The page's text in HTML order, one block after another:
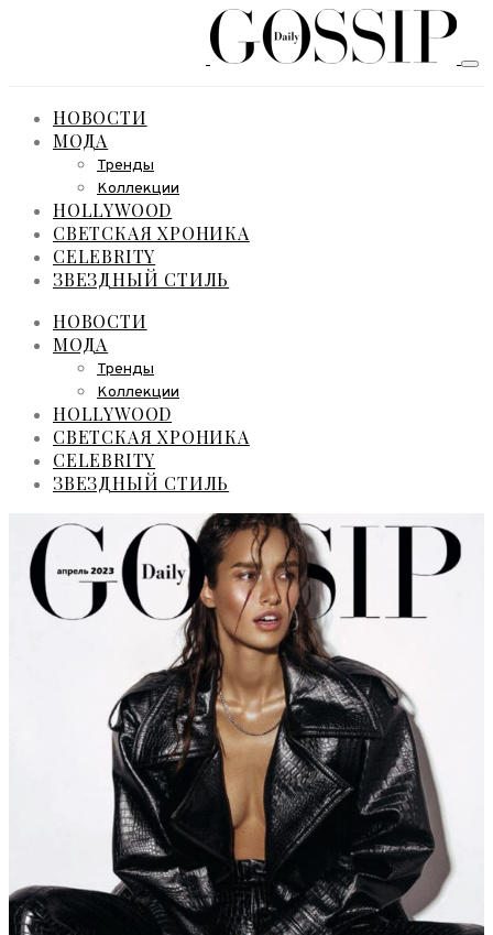
НОВОСТИ
МОДА
Тренды
Коллекции
HOLLYWOOD
СВЕТСКАЯ ХРОНИКА
CELEBRITY
ЗВЕЗДНЫЙ СТИЛЬ
НОВОСТИ
МОДА
Тренды
Коллекции
HOLLYWOOD
СВЕТСКАЯ ХРОНИКА
CELEBRITY
ЗВЕЗДНЫЙ СТИЛЬ